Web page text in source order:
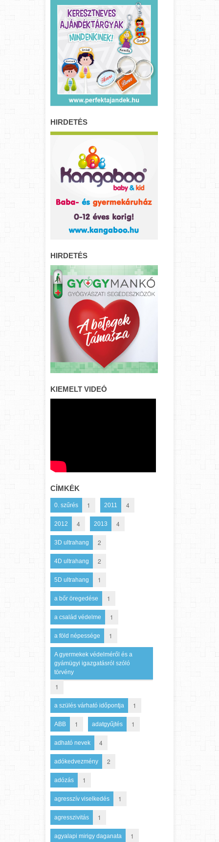
HIRDETÉS
HIRDETÉS
KIEMELT VIDEÓ
CÍMKÉK
0. szűrés 1 2011 4
2012 4 2013 4
3D ultrahang 2
4D ultrahang 2
5D ultrahang 1
a bőr öregedése 1
a család védelme 1
a föld népessége 1
A gyermekek védelméről és a
gyámügyi igazgatásról szóló
törvény
1
a szülés várható időpontja 1
ABB 1 adatgyűjtés 1
adható nevek 4
adókedvezmény 2
adózás 1
agresszív viselkedés 1
agresszivitás 1
agyalapi mirigy daganata 1